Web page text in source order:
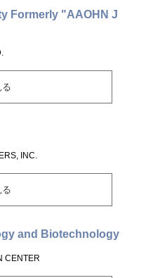
Formerly "AAOHN J
INC.
and Biotechnology
CENTER